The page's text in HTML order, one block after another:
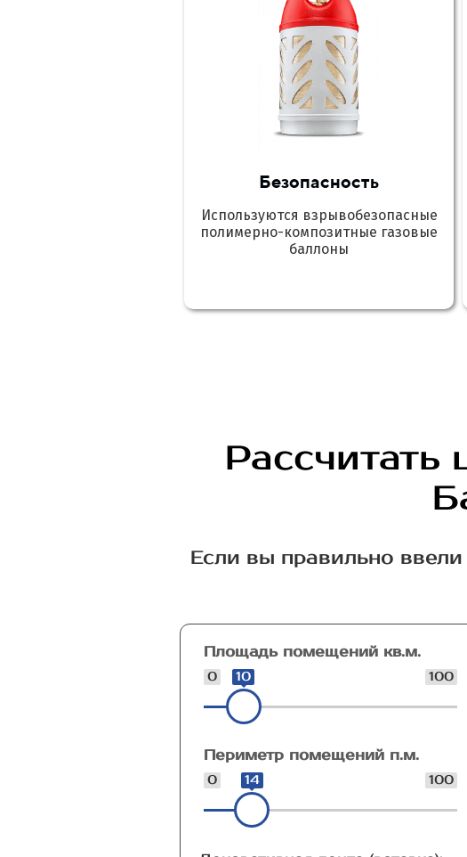
Безопасность
Используются взрывобезопасные
полимерно-композитные газовые
баллоны
Рассчитать
Если вы правильно
Площадь помещений кв.м.
0 100
10
Периметр помещений п.м.
0 100
14